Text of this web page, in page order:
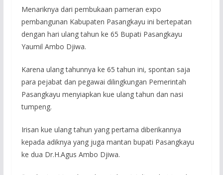
Menariknya dari pembukaan pameran expo
pembangunan Kabupaten Pasangkayu ini bertepatan
dengan hari ulang tahun ke 65 Bupati Pasangkayu
Yaumil Ambo Djiwa.
Karena ulang tahunnya ke 65 tahun ini, spontan saja
para pejabat dan pegawai dilingkungan Pemerintah
Pasangkayu menyiapkan kue ulang tahun dan nasi
tumpeng.
Irisan kue ulang tahun yang pertama diberikannya
kepada adiknya yang juga mantan bupati Pasangkayu
ke dua Dr.H.Agus Ambo Djiwa.